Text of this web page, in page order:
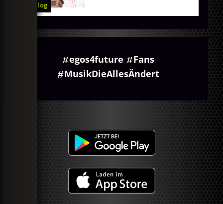
Blog
egos4future
Fans
MusikDieAllesÄndert